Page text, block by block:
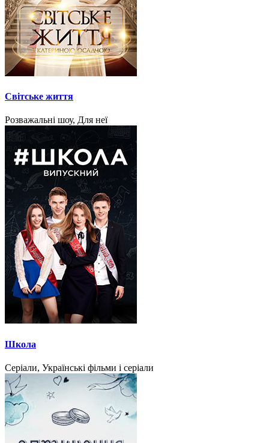
Світське життя
Розважальні шоу, Для неї
Школа
Серіали, Українські фільми і серіали